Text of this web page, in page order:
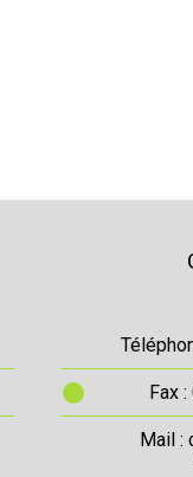
Fax
Mail :